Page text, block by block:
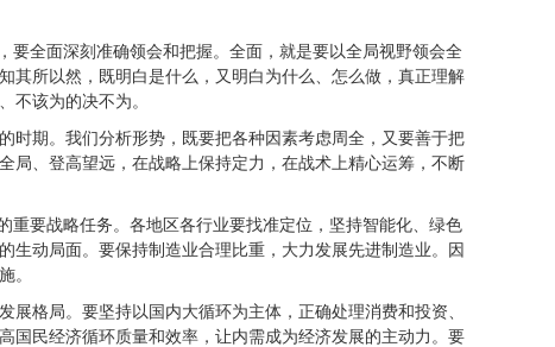
要全面深刻准确领会和把握。全面，就是要以全局视野领会全
其所以然，既明白是什么，又明白为什么、怎么做，真正理解
不该为的决不为。
时期。我们分析形势，既要把各种因素考虑周全，又要善于把
局、登高望远，在战略上保持定力，在战术上精心运筹，不断
重要战略任务。各地区各行业要找准定位，坚持智能化、绿色
生动局面。要保持制造业合理比重，大力发展先进制造业。因
。
格局。要坚持以国内大循环为主体，正确处理消费和投资、
国民经济循环质量和效率，让内需成为经济发展的主动力。要